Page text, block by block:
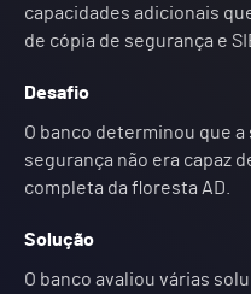
capacidades adicionais
de cópia de segurança e
Desafio
O banco determinou que
segurança não era capaz
completa da floresta AD.
Solução
O banco avaliou várias